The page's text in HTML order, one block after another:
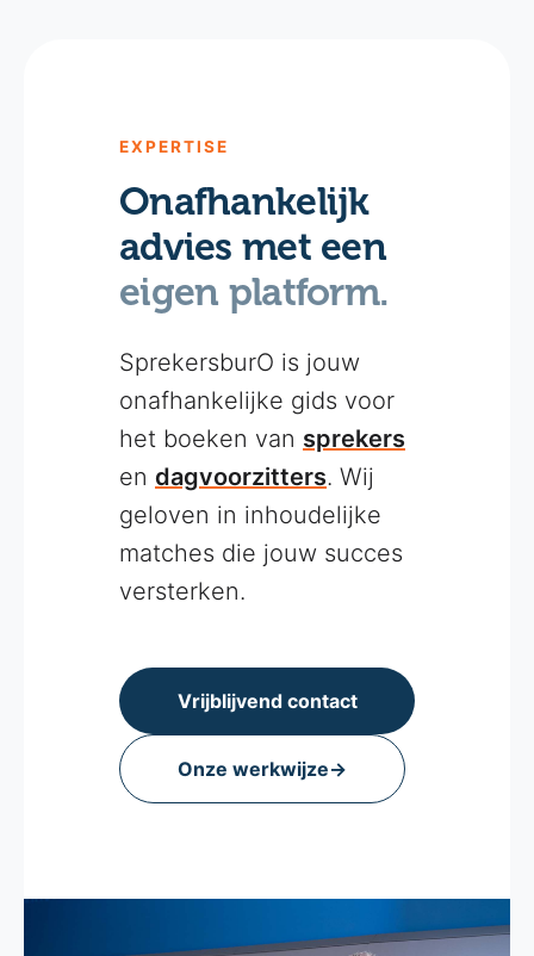
EXPERTISE
Onafhankelijk
advies met een
eigen platform.
SprekersburO is jouw
onafhankelijke gids voor
het boeken van sprekers
en dagvoorzitters. Wij
geloven in inhoudelijke
matches die jouw succes
versterken.
Vrijblijvend contact
Onze werkwijze→